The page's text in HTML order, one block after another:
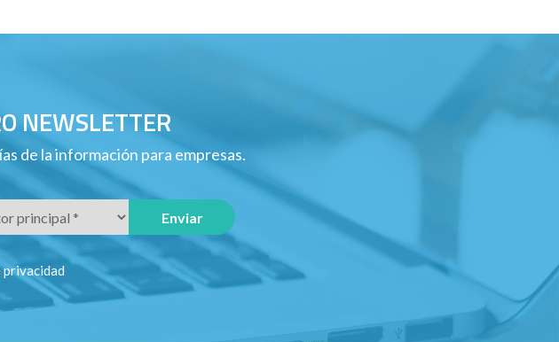
NEWSLETTER
de la información para empresas.